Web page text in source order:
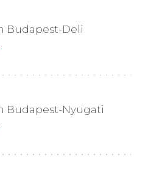
Budapest-Deli
Budapest-Nyugati